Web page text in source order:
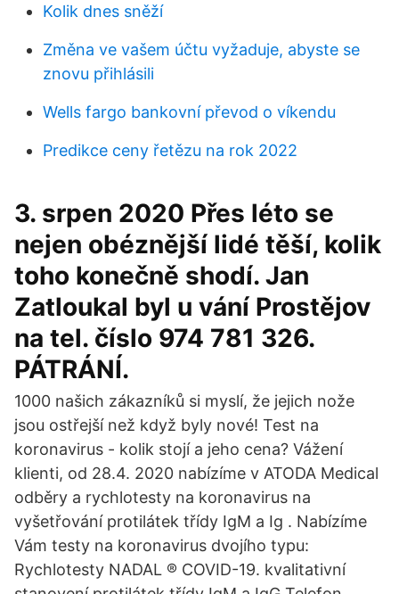
Kolik dnes sněží
Změna ve vašem účtu vyžaduje, abyste se
znovu přihlásili
Wells fargo bankovní převod o víkendu
Predikce ceny řetězu na rok 2022
3. srpen 2020 Přes léto se
nejen obéznější lidé těší, kolik
toho konečně shodí. Jan
Zatloukal byl u vání Prostějov
na tel. číslo 974 781 326.
PÁTRÁNÍ.
1000 našich zákazníků si myslí, že jejich nože
jsou ostřejší než když byly nové! Test na
koronavirus - kolik stojí a jeho cena? Vážení
klienti, od 28.4. 2020 nabízíme v ATODA Medical
odběry a rychlotesty na koronavirus na
vyšetřování protilátek třídy IgM a Ig . Nabízíme
Vám testy na koronavirus dvojího typu:
Rychlotesty NADAL ® COVID-19. kvalitativní